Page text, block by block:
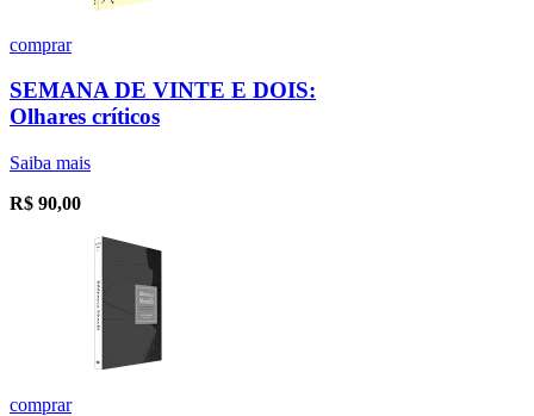
comprar
SEMANA DE VINTE E DOIS:
Olhares críticos
Saiba mais
R$ 90,00
comprar